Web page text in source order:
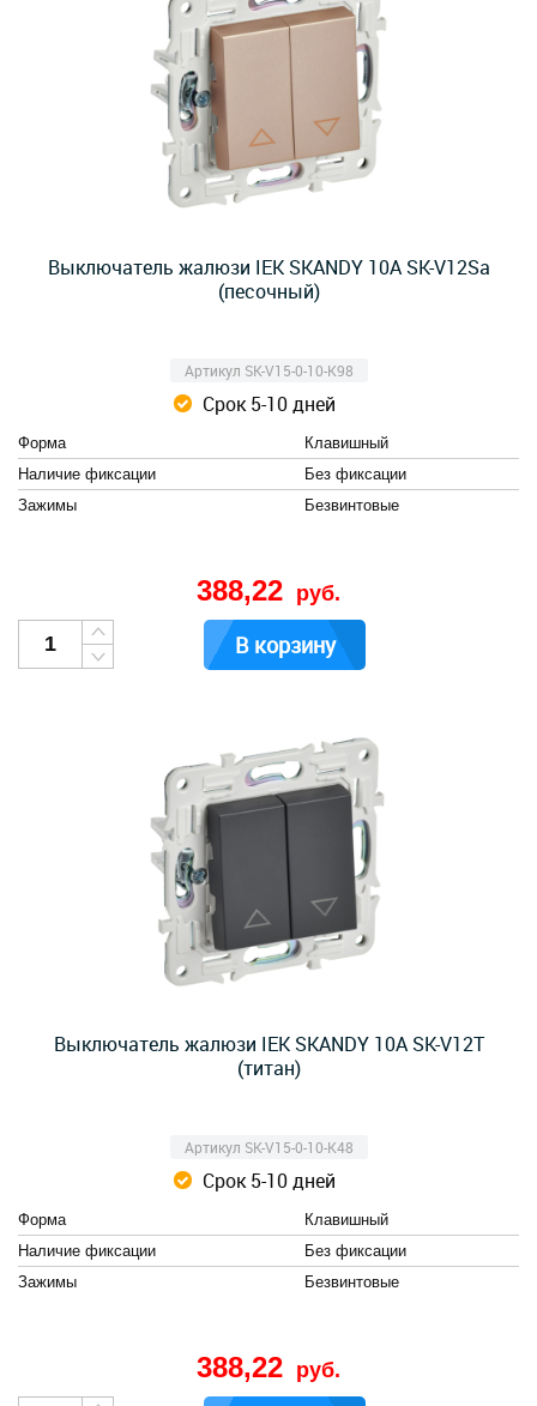
Выключатель жалюзи IEK SKANDY 10А SK-V12Sa
(песочный)
Артикул SK-V15-0-10-K98
Срок 5-10 дней
Форма
Клавишный
Наличие фиксации
Без фиксации
Зажимы
Безвинтовые
388,22 руб.
В корзину
Выключатель жалюзи IEK SKANDY 10А SK-V12T
(титан)
Артикул SK-V15-0-10-K48
Срок 5-10 дней
Форма
Клавишный
Наличие фиксации
Без фиксации
Зажимы
Безвинтовые
388,22 руб.